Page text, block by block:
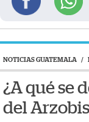
NOTICIAS GUATEMALA /
¿A qué se
del